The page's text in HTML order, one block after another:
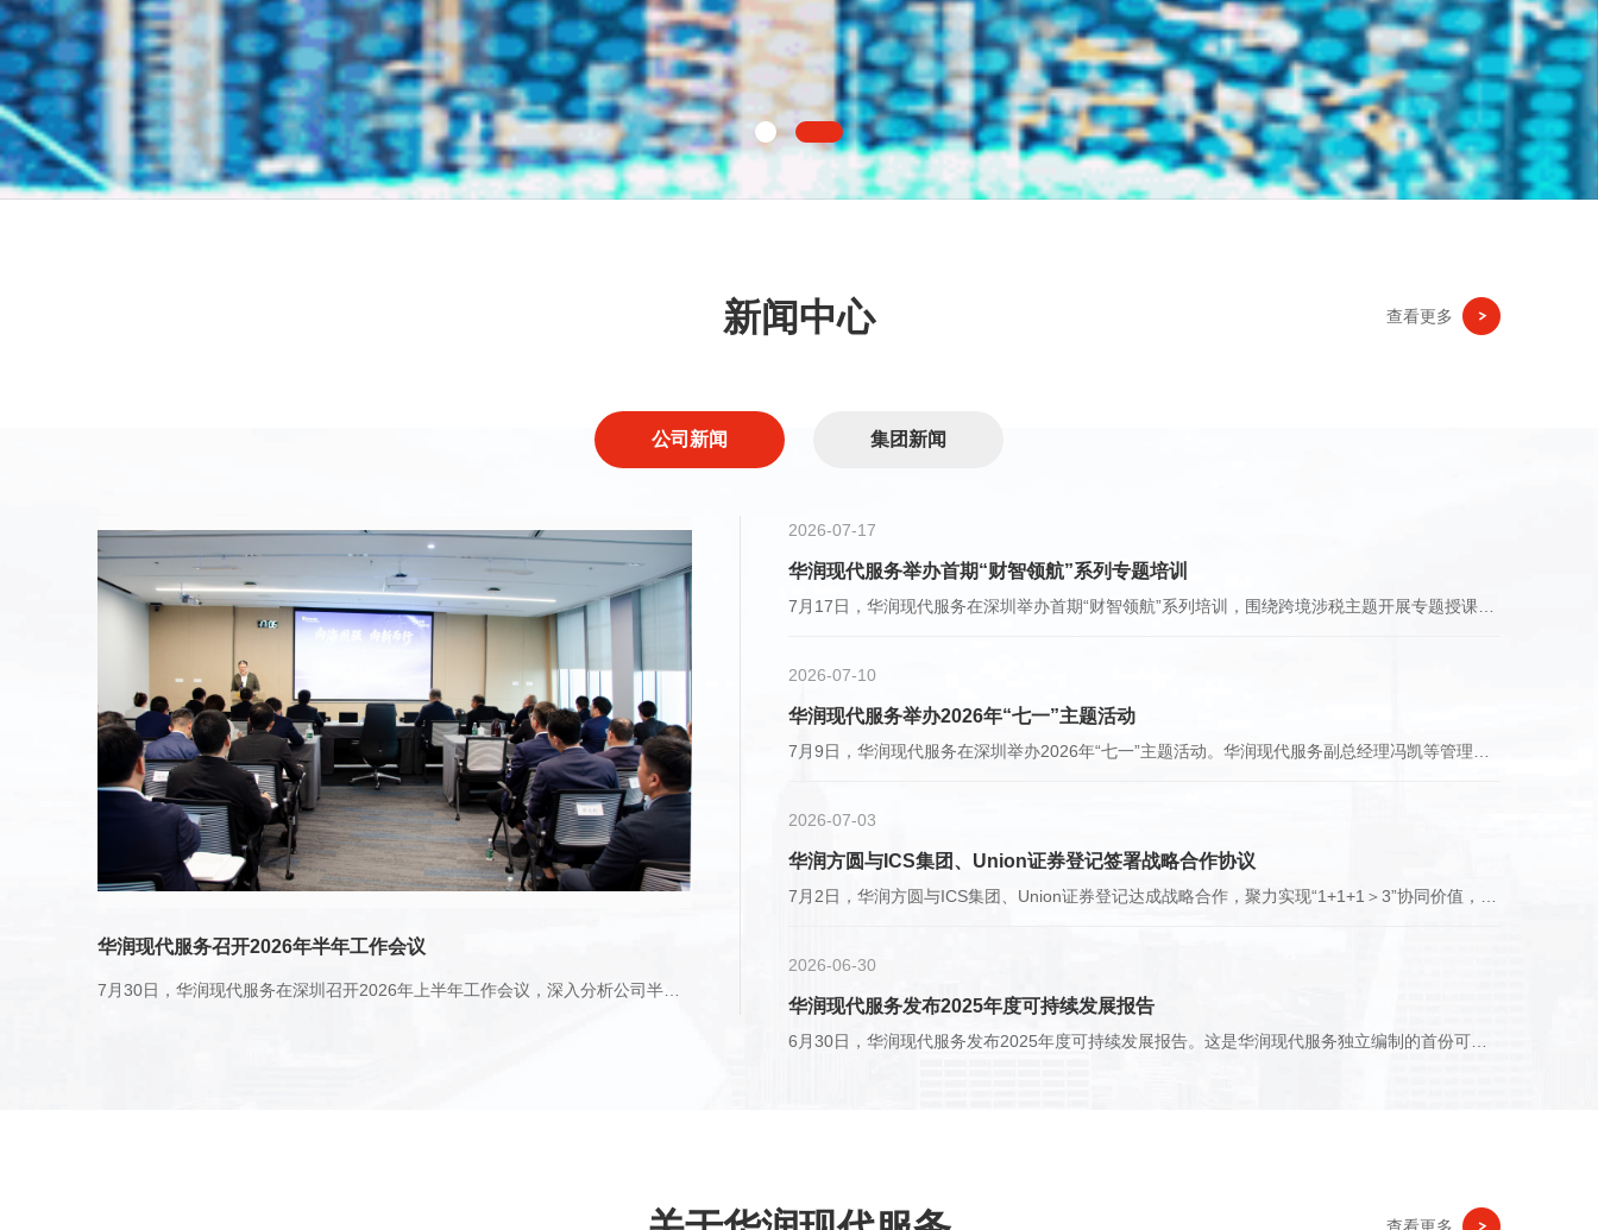
查看更多
新闻中心
公司新闻 集团新闻
华润现代服务召开2026年半年工作会议
7月30日，华润现代服务在深圳召开2026年上半年工作会议，深入分析公司半年度经营管理和发展情况，对下一阶段工作进行安排部署。
2026-07-17
华润现代服务举办首期“财智领航”系列专题培训
7月17日，华润现代服务在深圳举办首期“财智领航”系列培训，围绕跨境涉税主题开展专题授课。华润现代服务财务总监杨樱，公司总部相关部门及成员公司相关负责人、跨境业务骨干等40余人参加本次培训。
2026-07-10
华润现代服务举办2026年“七一”主题活动
7月9日，华润现代服务在深圳举办2026年“七一”主题活动。华润现代服务副总经理冯凯等管理团队成员，总部各部门及下属公司负责人，公司“两优一先”及党员、团员青年代表共80余人现场参加活动，200余人在线收看主题授课。蔡翔副总经理主持会议。
2026-07-03
华润方圆与ICS集团、Union证券登记签署战略合作协议
​7月2日，华润方圆与ICS集团、Union证券登记达成战略合作，聚力实现“1+1+1＞3”协同价值，以多元专业能力联动赋能，抢抓全球发展新机遇，共筑“企业出海”生态圈。华润现代服务副总经理冯凯、李山松，ICS集团创始合伙人张维、Union证券登记执行董事陈易贤出席并见证签约活动。
2026-06-30
华润现代服务发布2025年度可持续发展报告
​6月30日，华润现代服务发布2025年度可持续发展报告。这是华润现代服务独立编制的首份可持续发展报告，既是全面贯彻新发展理念、落实高质量发展部署的里程碑实践，也是将可持续发展深度融入企业发展基因，对战略布局、治理体系及长期价值创造能力的系统审视与郑重宣示。